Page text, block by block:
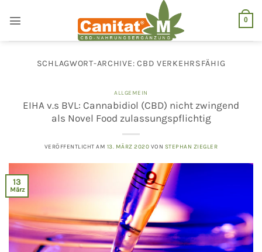
Inhalt
0
SCHLAGWORT-ARCHIVE:CBD VERKEHRSFÄHIG
ALLGEMEIN
EIHA v.s BVL: Cannabidiol (CBD) nicht zwingend
als Novel Food zulassungspflichtig
VERÖFFENTLICHT AM 13. MÄRZ 2020 VON STEPHAN ZIEGLER
13
März